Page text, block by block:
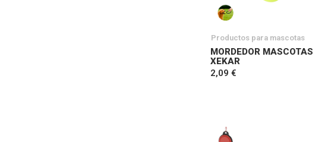
Productos para mascotas
MORDEDOR MASCOTAS
XEKAR
2,09 €